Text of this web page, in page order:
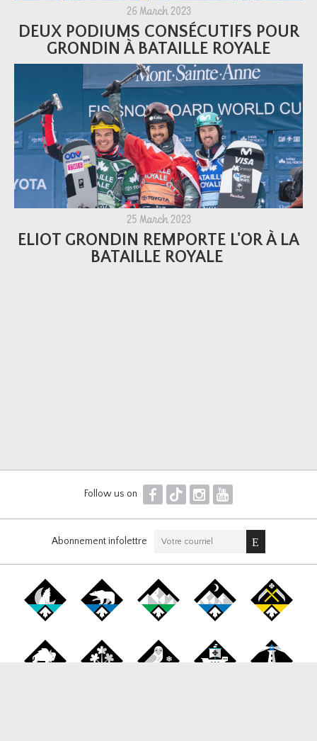
26 March 2023
DEUX PODIUMS CONSÉCUTIFS POUR
GRONDIN À BATAILLE ROYALE
25 March 2023
ELIOT GRONDIN REMPORTE L'OR À LA
BATAILLE ROYALE
Follow us on F T I Y
Abonnement infolettre